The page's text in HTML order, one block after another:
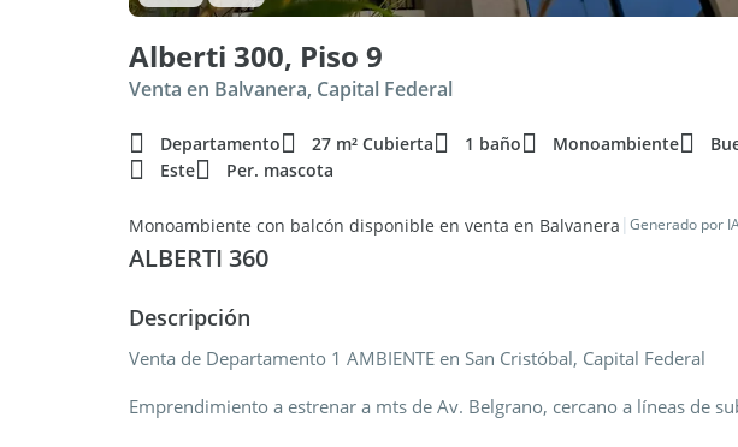
Alberti 300, Piso 9
Venta en Balvanera, Capital Federal
Departamento 27 m² Cubierta 1 baño Monoambiente
Este
Per. mascota
Monoambiente con balcón disponible en venta en Balvanera | Generado por
ALBERTI 360
Descripción
Venta de Departamento 1 AMBIENTE en San Cristóbal, Capital Federal
Emprendimiento a estrenar a mts de Av. Belgrano, cercano a líneas de